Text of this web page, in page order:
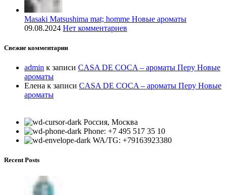
Masaki Matsushima mat; homme Новые ароматы
09.08.2024 Нет комментариев
Свежие комментарии
admin к записи CASA DE COCA – ароматы Перу Новые
ароматы
Елена к записи CASA DE COCA – ароматы Перу Новые
ароматы
Россия, Москва
Phone: +7 495 517 35 10
WA/TG: +79163923380
Recent Posts